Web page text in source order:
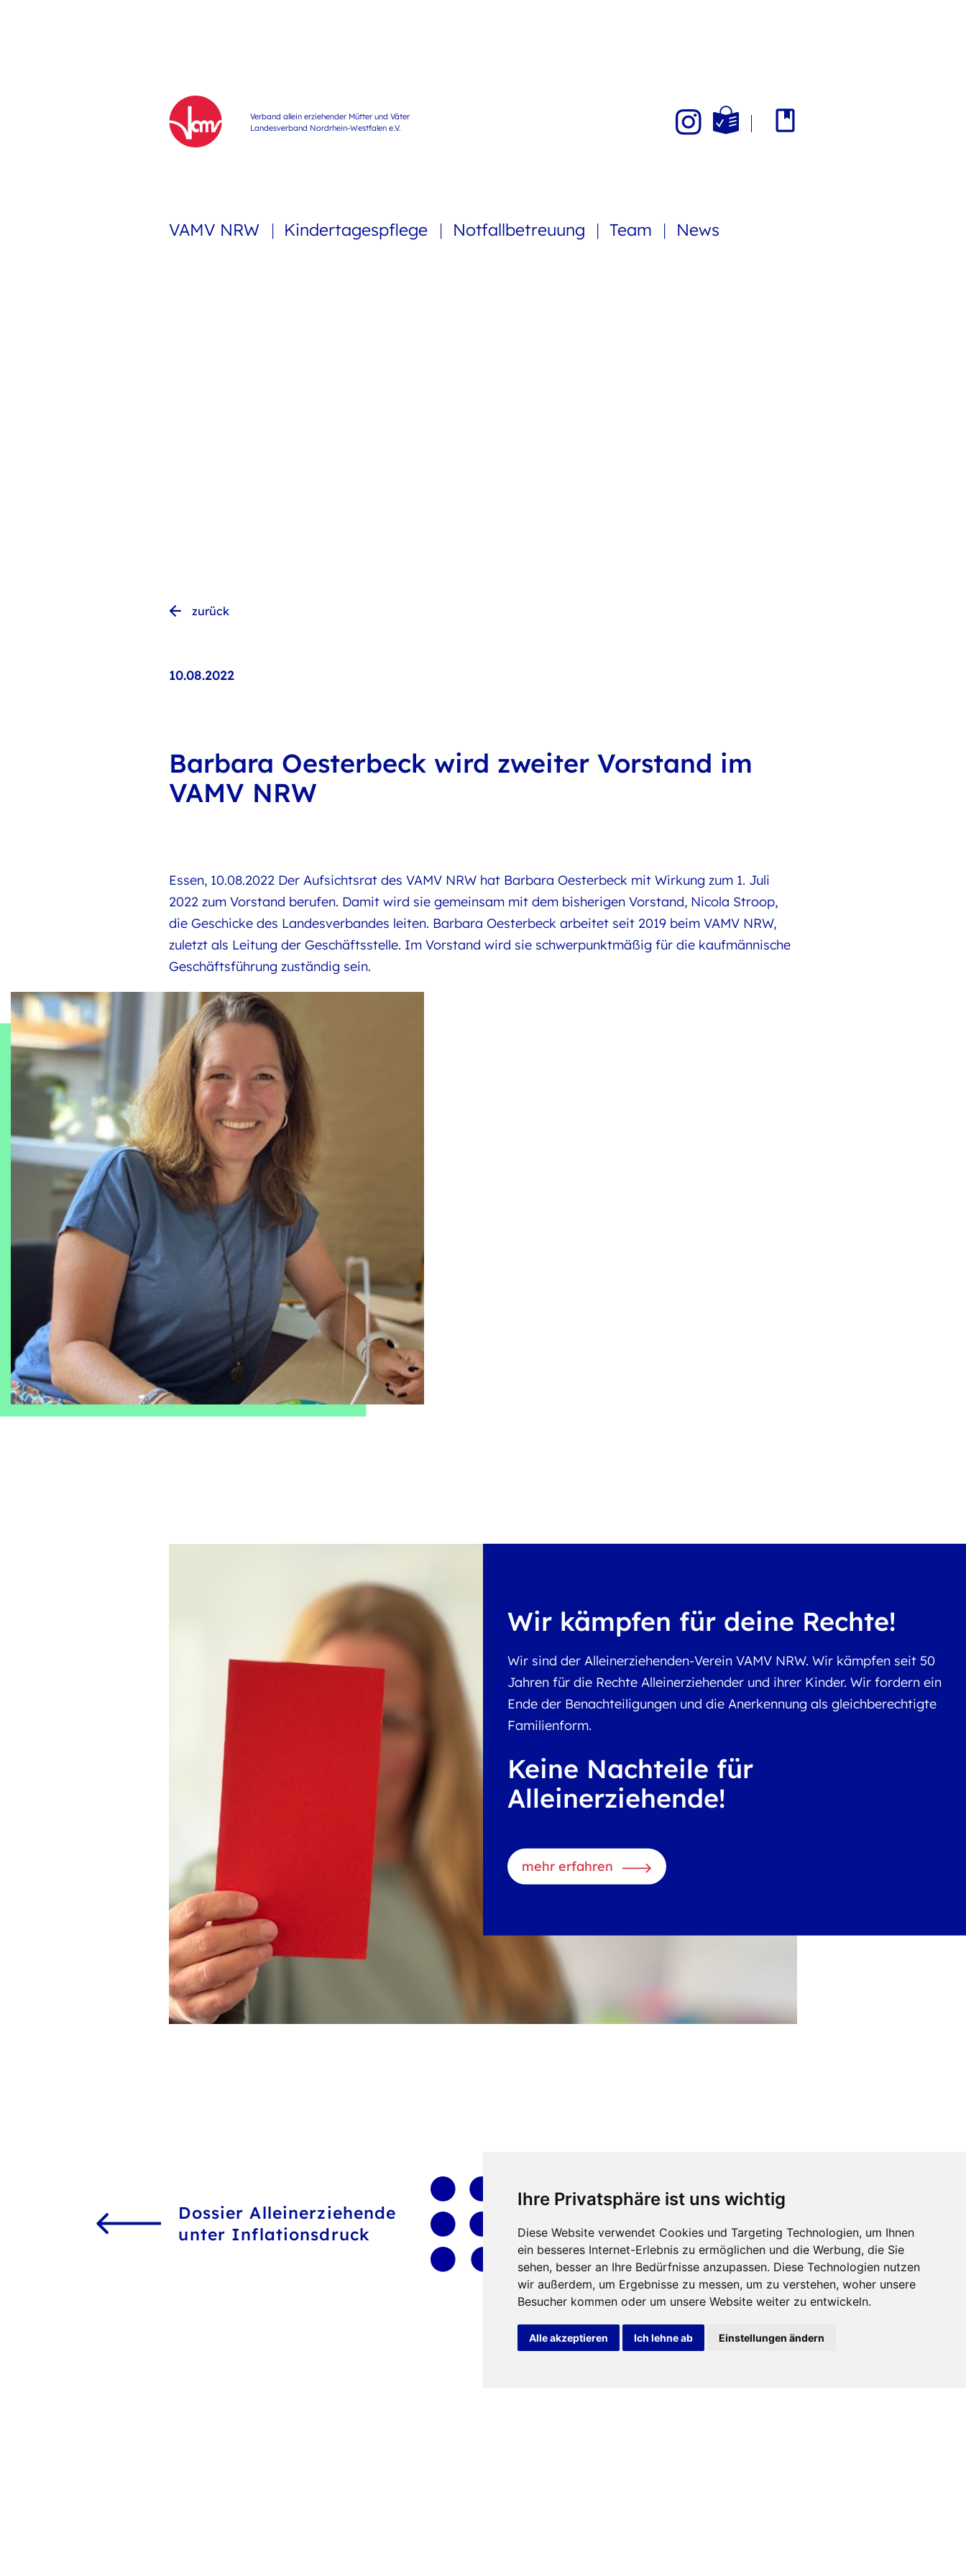
Ihre Privatsphäre ist uns wichtig
Diese Website verwendet Cookies und Targeting Technologien, um Ihnen
ein besseres Internet-Erlebnis zu ermöglichen und die Werbung, die Sie
sehen, besser an Ihre Bedürfnisse anzupassen. Diese Technologien nutzen
wir außerdem, um Ergebnisse zu messen, um zu verstehen, woher unsere
Besucher kommen oder um unsere Website weiter zu entwickeln.
Alle akzeptieren Ich lehne ab Einstellungen ändern
Verband allein erziehender Mütter und Väter
Landesverband Nordrhein-Westfalen e.V.
VAMV NRW Kindertagespflege Notfallbetreuung Team News
zurück
10.08.2022
Barbara Oesterbeck wird zweiter Vorstand im
VAMV NRW
Essen, 10.08.2022 Der Aufsichtsrat des VAMV NRW hat Barbara Oesterbeck mit Wirkung zum 1. Juli
2022 zum Vorstand berufen. Damit wird sie gemeinsam mit dem bisherigen Vorstand, Nicola Stroop,
die Geschicke des Landesverbandes leiten. Barbara Oesterbeck arbeitet seit 2019 beim VAMV NRW,
zuletzt als Leitung der Geschäftsstelle. Im Vorstand wird sie schwerpunktmäßig für die kaufmännische
Geschäftsführung zuständig sein.
Wir kämpfen für deine Rechte!
Wir sind der Alleinerziehenden-Verein VAMV NRW. Wir kämpfen seit 50
Jahren für die Rechte Alleinerziehender und ihrer Kinder. Wir fordern ein
Ende der Benachteiligungen und die Anerkennung als gleichberechtigte
Familienform.
Keine Nachteile für
Alleinerziehende!
mehr erfahren
Dossier Alleinerziehende
unter Inflationsdruck
Klausurtagung der LAGF
NRW